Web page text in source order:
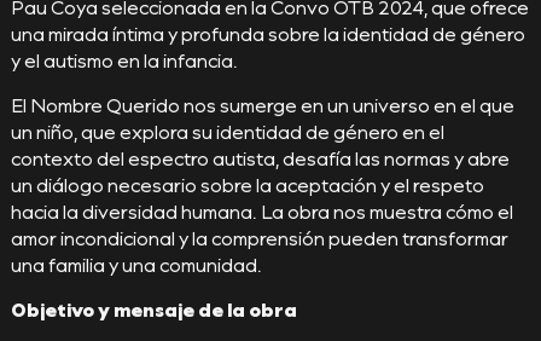
Pau Coya seleccionada en la Convo OTB 2024, que ofrece
una mirada íntima y profunda sobre la identidad de género
y el autismo en la infancia.
El Nombre Querido nos sumerge en un universo en el que
un niño, que explora su identidad de género en el
contexto del espectro autista, desafía las normas y abre
un diálogo necesario sobre la aceptación y el respeto
hacia la diversidad humana. La obra nos muestra cómo el
amor incondicional y la comprensión pueden transformar
una familia y una comunidad.
Objetivo y mensaje de la obra